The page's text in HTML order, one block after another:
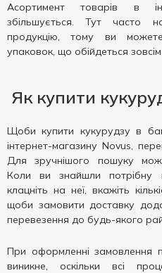
Асортимент товарів в
збільшується. Тут часто
продукцію, тому ви
упаковок, що обійдеться
Як купити
Щоби купити кукурудзу в
інтернет-магазину Novus,
Для зручнішого пошуку
Коли ви знайшли потрібну
клацніть на неї, вкажіть
щоби замовити доставку
перевезення до будь-якого
При оформленні замовлення
виникне, оскільки всі